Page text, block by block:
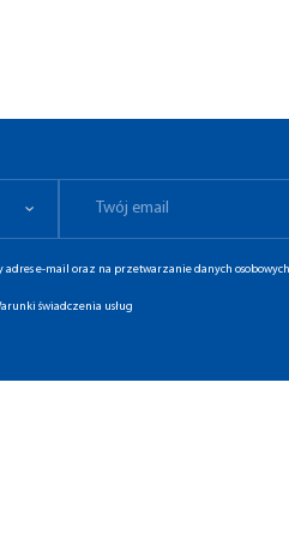
e-mail oraz na przetwarzanie danych
świadczenia usług